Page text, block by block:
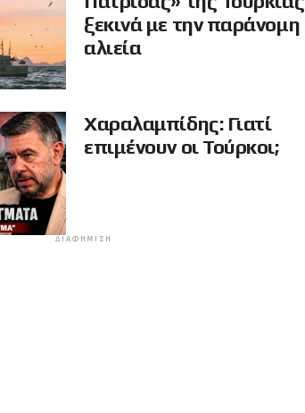
ξεκινά με την παράνομη
αλιεία
Χαραλαμπίδης: Γιατί
επιμένουν οι Τούρκοι;
ΔΙΑΦΉΜΙΣΗ